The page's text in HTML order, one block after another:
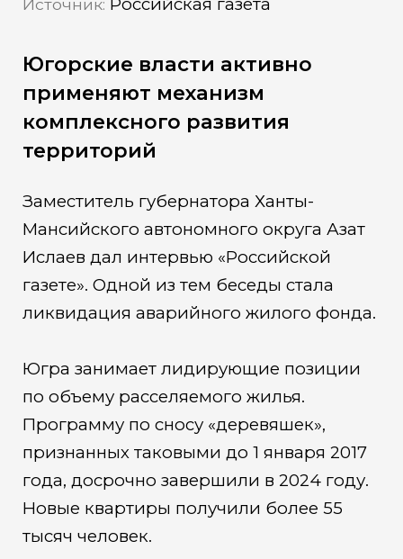
Источник: Российская газета
Югорские власти активно
применяют механизм
комплексного развития
территорий
Заместитель губернатора Ханты-
Мансийского автономного округа Азат
Ислаев дал интервью «Российской
газете». Одной из тем беседы стала
ликвидация аварийного жилого фонда.
Югра занимает лидирующие позиции
по объему расселяемого жилья.
Программу по сносу «деревяшек»,
признанных таковыми до 1 января 2017
года, досрочно завершили в 2024 году.
Новые квартиры получили более 55
тысяч человек.